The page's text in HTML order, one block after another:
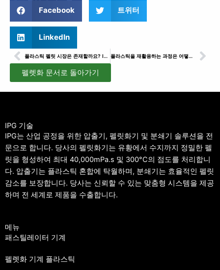
Facebook 트위터
LinkedIn
이전 플라스틱 펠릿 시장은 존재할까요? IPG의 전문성 공유 플라스틱을 재활용하는 과정은 어떻게 되나요? 다
펠렛화 문서로 돌아가기
IPG 기술
IPG는 산업 공정을 위한 압출기, 펠릿화기 및 분쇄기 솔루션을 전
문으로 합니다. 당사의 펠릿화기는 유황에서 수지까지 정밀한 펠
릿을 형성하여 최대 40,000mPa.s 및 300°C의 점도를 처리합니
다. 압출기는 플라스틱 혼합에 탁월하며, 분쇄기는 효율적인 펠릿
감소를 보장합니다. 당사는 신뢰할 수 있는 맞춤형 시스템을 제공
하며 전 세계로 제품을 수출합니다.
메뉴
패스틸레이터 기계
펠렛화 기계 플라스틱